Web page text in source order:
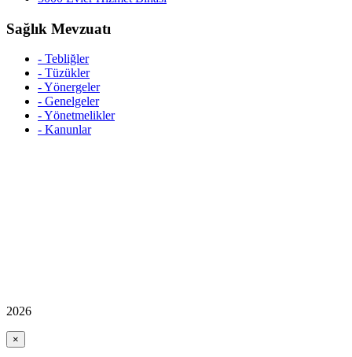
Sağlık Mevzuatı
- Tebliğler
- Tüzükler
- Yönergeler
- Genelgeler
- Yönetmelikler
- Kanunlar
2026
×